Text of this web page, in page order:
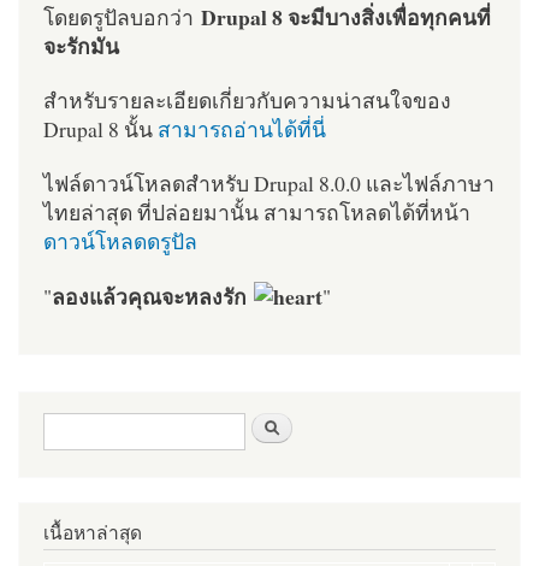
โดยดรูปัลบอกว่า Drupal 8 จะมีบางสิ่งเพื่อทุกคนที่
จะรักมัน
สำหรับรายละเอียดเกี่ยวกับความน่าสนใจของ
Drupal 8 นั้น สามารถอ่านได้ที่นี่
ไฟล์ดาวน์โหลดสำหรับ Drupal 8.0.0 และไฟล์ภาษา
ไทยล่าสุด ที่ปล่อยมานั้น สามารถโหลดได้ที่หน้า
ดาวน์โหลดดรูปัล
"ลองแล้วคุณจะหลงรัก "
ฟอร์มค้นหา
เนื้อหาล่าสุด